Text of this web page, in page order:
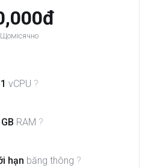
Щомісячно
1 vCPU ?
RAM ?
hạn băng thông ?